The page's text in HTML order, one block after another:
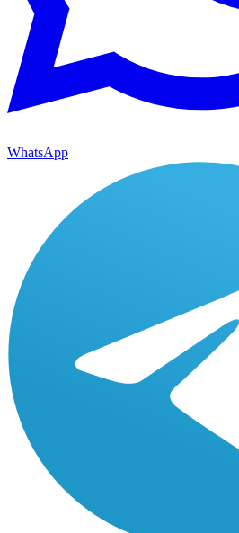
WhatsApp